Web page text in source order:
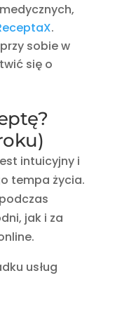
.
sobie w
się o
intuicyjny i
tempa życia.
jak i za
usług